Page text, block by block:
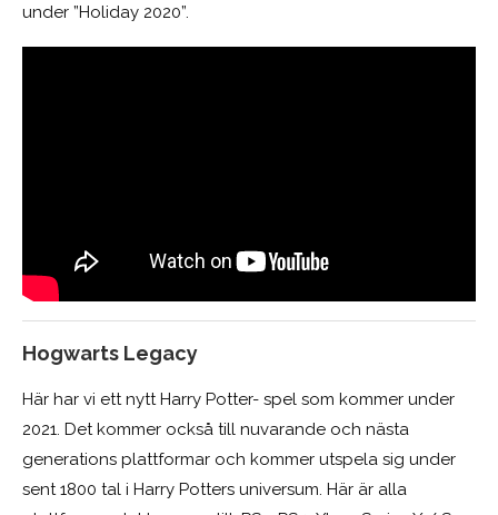
under ”Holiday 2020”.
Hogwarts Legacy
Här har vi ett nytt Harry Potter- spel som kommer under
2021. Det kommer också till nuvarande och nästa
generations plattformar och kommer utspela sig under
sent 1800 tal i Harry Potters universum. Här är alla